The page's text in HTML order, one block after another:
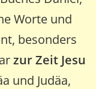
Worte und
besonders
zur Zeit Jesu
und Judäa,